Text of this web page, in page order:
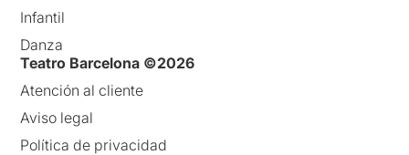
Infantil
Danza
Teatro Barcelona ©2026
Atención al cliente
Aviso legal
Política de privacidad